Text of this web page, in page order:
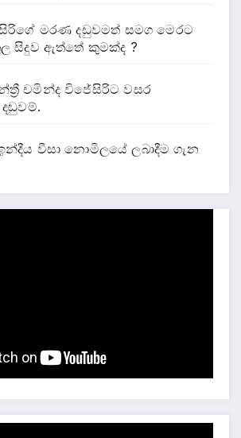
මරණ දඩුවමත් සමග මෙරට
සිදුව ඇත්තේ කුමක්ද ?
චමින්ද විජේසිරිට වසර
වීසා නොමිලයේ ලබාදීම ගැන